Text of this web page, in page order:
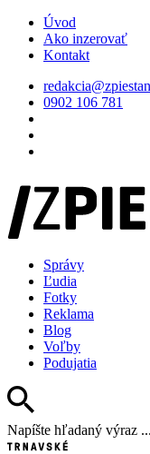
Úvod
Ako inzerovať
Kontakt
0902 106 781
Správy
Ľudia
Fotky
Reklama
Blog
Voľby
Podujatia
Napíšte hľadaný výraz ...